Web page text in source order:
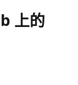
上的